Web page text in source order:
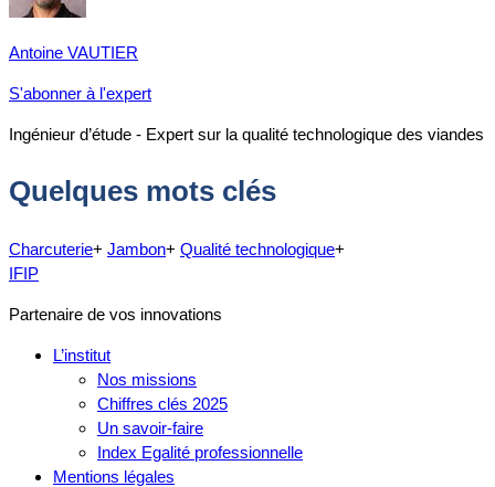
Antoine VAUTIER
S'abonner à l'expert
Ingénieur d’étude - Expert sur la qualité technologique des viandes
Quelques mots clés
Charcuterie+ Jambon+ Qualité technologique+
IFIP
Partenaire de vos innovations
L’institut
Nos missions
Chiffres clés 2025
Un savoir-faire
Index Egalité professionnelle
Mentions légales